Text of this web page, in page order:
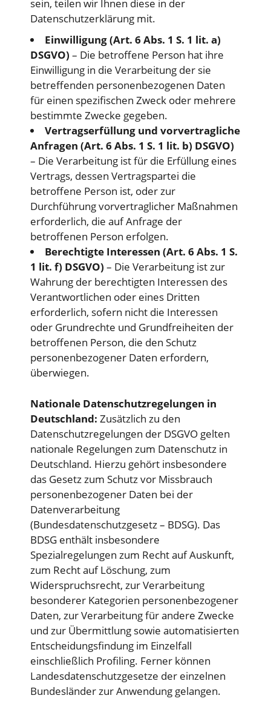
sein, teilen wir Ihnen diese in der
Datenschutzerklärung mit.
Einwilligung (Art. 6 Abs. 1 S. 1 lit. a)
DSGVO) – Die betroffene Person hat ihre
Einwilligung in die Verarbeitung der sie
betreffenden personenbezogenen Daten
für einen spezifischen Zweck oder mehrere
bestimmte Zwecke gegeben.
Vertragserfüllung und vorvertragliche
Anfragen (Art. 6 Abs. 1 S. 1 lit. b) DSGVO)
– Die Verarbeitung ist für die Erfüllung eines
Vertrags, dessen Vertragspartei die
betroffene Person ist, oder zur
Durchführung vorvertraglicher Maßnahmen
erforderlich, die auf Anfrage der
betroffenen Person erfolgen.
Berechtigte Interessen (Art. 6 Abs. 1 S.
1 lit. f) DSGVO) – Die Verarbeitung ist zur
Wahrung der berechtigten Interessen des
Verantwortlichen oder eines Dritten
erforderlich, sofern nicht die Interessen
oder Grundrechte und Grundfreiheiten der
betroffenen Person, die den Schutz
personenbezogener Daten erfordern,
überwiegen.
Nationale Datenschutzregelungen in
Deutschland:Zusätzlich zu den
Datenschutzregelungen der DSGVO gelten
nationale Regelungen zum Datenschutz in
Deutschland. Hierzu gehört insbesondere
das Gesetz zum Schutz vor Missbrauch
personenbezogener Daten bei der
Datenverarbeitung
(Bundesdatenschutzgesetz – BDSG). Das
BDSG enthält insbesondere
Spezialregelungen zum Recht auf Auskunft,
zum Recht auf Löschung, zum
Widerspruchsrecht, zur Verarbeitung
besonderer Kategorien personenbezogener
Daten, zur Verarbeitung für andere Zwecke
und zur Übermittlung sowie automatisierten
Entscheidungsfindung im Einzelfall
einschließlich Profiling. Ferner können
Landesdatenschutzgesetze der einzelnen
Bundesländer zur Anwendung gelangen.